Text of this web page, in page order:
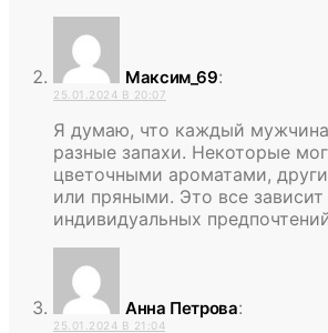
Максим_69:
25.01.2024 В 20:07
Я думаю, что каждый мужчина
разные запахи. Некоторые
цветочными ароматами,
или пряными. Это все зависит
индивидуальных
Анна Петрова:
25.01.2024 В 21:04